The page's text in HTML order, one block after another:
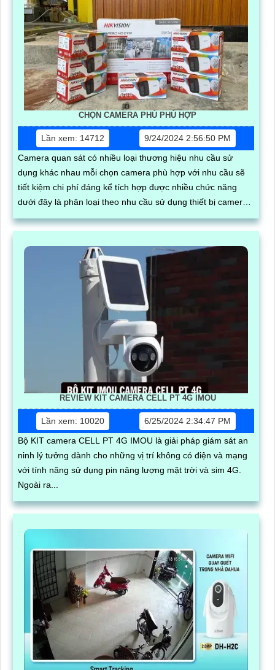
CHỌN CAMERA PHÙ PHÙ HỢP
Lần xem: 14712
9/24/2024 2:56:50 PM
Camera quan sát có nhiều loại thương hiệu nhu cầu sử
dụng khác nhau mỗi chọn camera phù hợp với nhu cầu sẽ
tiết kiệm chi phí đáng kể tích hợp được nhiều chức năng
dưới đây là phân loại theo nhu cầu sử dụng thiết bị camera
quan sát
REVIEW KIT CAMERA CELL PT 4G IMOU
Lần xem: 10020
6/25/2024 2:34:47 PM
Bộ KIT camera CELL PT 4G IMOU là giải pháp giám sát an
ninh lý tưởng dành cho những vị trí không có điện và mạng
với tính năng sử dụng pin năng lượng mặt trời và sim 4G.
Ngoài ra...